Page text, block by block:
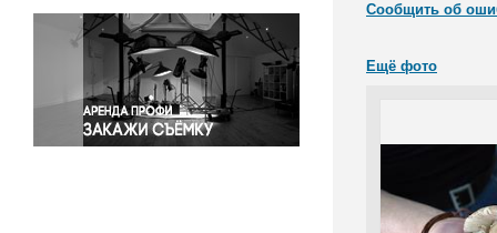
Светская жизнь
Спорт
Экология
Экономика и бизнес
Сообщить об
Ещё фото